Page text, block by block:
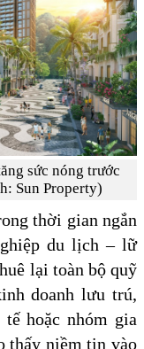
sức nóng trước
Sun Property)
thời gian ngắn
du lịch – lữ
lại toàn bộ quỹ
doanh lưu trú,
tế hoặc nhóm gia
thấy niềm tin vào